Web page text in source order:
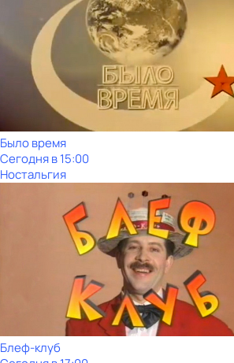
Было время
Сегодня в 15:00
Ностальгия
Блеф-клуб